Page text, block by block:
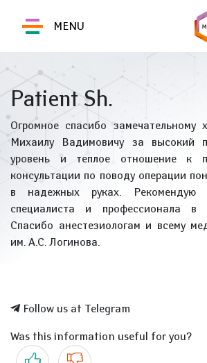
MENU
Patient Sh.
Огромное спасибо замечательному
Михаилу Вадимовичу за высокий
уровень и теплое отношение к
консультации по поводу операции
в надежных руках.
специалиста и профессионала в
Спасибо анестезиологам и всему
им. А.С. Логинова.
Follow us at Telegram
Was this information useful for you?
Yes No